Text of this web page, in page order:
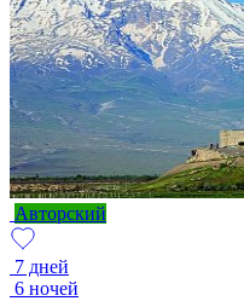
Авторский
7 дней
6 ночей